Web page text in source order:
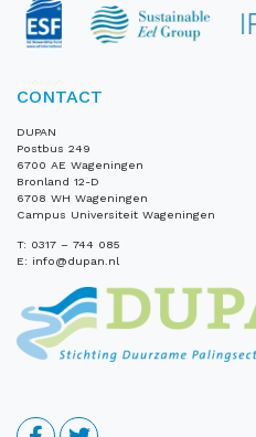
CONTACT
DUPAN
Postbus 249
6700 AE Wageningen
Bronland 12-D
6708 WH Wageningen
Campus Universiteit Wageningen
T: 0317 – 744 085
E: info@dupan.nl